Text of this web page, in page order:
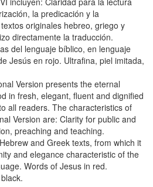
la predicación y la
originales hebreo, griego y
directamente la traducción.
del lenguaje bíblico, en lenguaje
Jesús en rojo. Ultrafina, piel imitada,
Version presents the eternal
in fresh, elegant, fluent and dignified
all readers. The characteristics of
Version are: Clarity for public and
preaching and teaching.
and Greek texts, from which it
and elegance characteristic of the
Words of Jesus in red.